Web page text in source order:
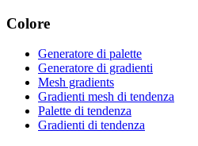
Colore
Generatore di palette
Generatore di gradienti
Mesh gradients
Gradienti mesh di tendenza
Palette di tendenza
Gradienti di tendenza